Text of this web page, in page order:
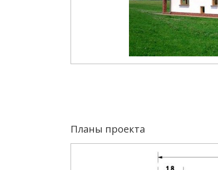
Планы проекта